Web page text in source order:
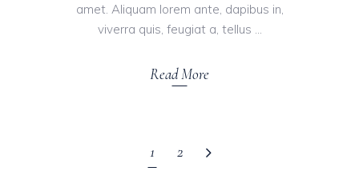
amet. Aliquam lorem ante, dapibus in,
viverra quis, feugiat a, tellus
Read More
1 2